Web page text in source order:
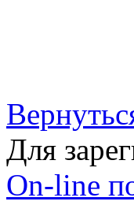
Для
On-line